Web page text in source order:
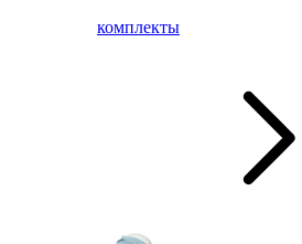
комплекты